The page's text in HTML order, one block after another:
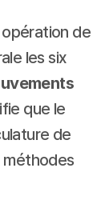
opération de
les six
que le
de
méthodes